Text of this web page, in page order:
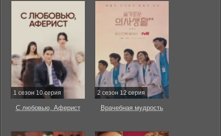
1 сезон 10 серия
С любовью, Аферист
2 сезон 12 серия
Врачебная мудрость